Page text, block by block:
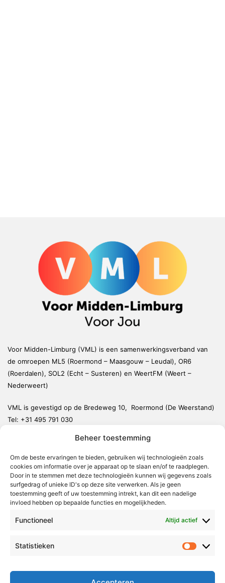
Beheer toestemming
Om de beste ervaringen te bieden, gebruiken wij technologieën zoals
cookies om informatie over je apparaat op te slaan en/of te raadplegen.
Door in te stemmen met deze technologieën kunnen wij gegevens zoals
surfgedrag of unieke ID's op deze site verwerken. Als je geen
toestemming geeft of uw toestemming intrekt, kan dit een nadelige
invloed hebben op bepaalde functies en mogelijkheden.
Functioneel Altijd actief
Statistieken
Voor Midden-Limburg (VML) is een samenwerkingsverband van
de omroepen ML5 (Roermond – Maasgouw – Leudal), OR6
(Roerdalen), SOL2 (Echt – Susteren) en WeertFM (Weert –
Nederweert)
VML is gevestigd op de Bredeweg 10, Roermond (De Weerstand)
Tel: +31 495 791 030
Weert
Nederweert
Leudal
Maasgouw
Echt-Susteren
Roermond